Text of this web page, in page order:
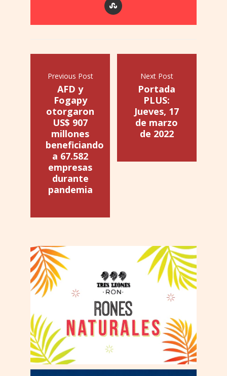
Previous Post
AFD y
Fogapy
otorgaron
US$ 907
millones
beneficiando
a 67.582
empresas
durante
pandemia
Next Post
Portada
PLUS:
Jueves, 17
de marzo
de 2022